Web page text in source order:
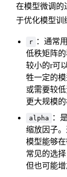
在模型微调的
于优化模型训
r ：通常
低秩矩阵
较小的r可
牲一定的
或需要较
更大规模的
alpha
：
缩放因子
模型能够
常见的选
但也可能增